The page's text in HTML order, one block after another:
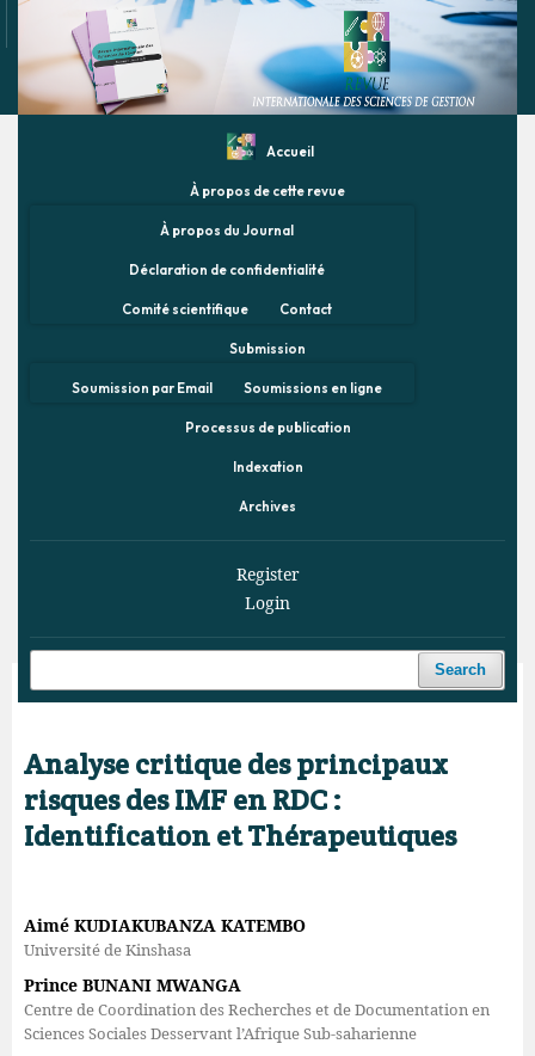
Accueil
À propos de cette revue
À propos du Journal
Déclaration de confidentialité
Comité scientifique Contact
Submission
Soumission par Email Soumissions en ligne
Processus de publication
Indexation
Archives
Register
Login
Search
Home / Archives / Vol. 6 No. 4 (2023) / Articles
Analyse critique des principaux
risques des IMF en RDC :
Identification et Thérapeutiques
Aimé KUDIAKUBANZA KATEMBO
Université de Kinshasa
Prince BUNANI MWANGA
Centre de Coordination des Recherches et de Documentation en
Sciences Sociales Desservant l’Afrique Sub-saharienne